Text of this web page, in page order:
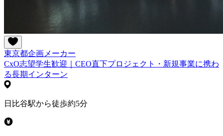
東京都企画 メーカー
CxO志望学生歓迎｜CEO直下プロジェクト・新規事業に携わ
る長期インターン
日比谷駅から徒歩約5分